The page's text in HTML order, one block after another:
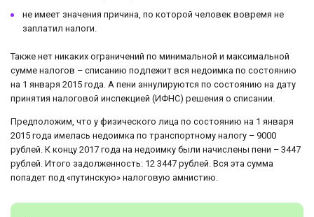
не имеет значения причина, по которой человек вовремя не
заплатил налоги.
Также нет никаких ограничений по минимальной и максимальной
сумме налогов – списанию подлежит вся недоимка по состоянию
на 1 января 2015 года. А пени аннулируются по состоянию на дату
принятия налоговой инспекцией (ИФНС) решения о списании.
Предположим, что у физического лица по состоянию на 1 января
2015 года имелась недоимка по транспортному налогу – 9000
рублей. К концу 2017 года на недоимку были начислены пени – 3447
рублей. Итого задолженность: 12 3447 рублей. Вся эта сумма
попадет под «путинскую» налоговую амнистию.